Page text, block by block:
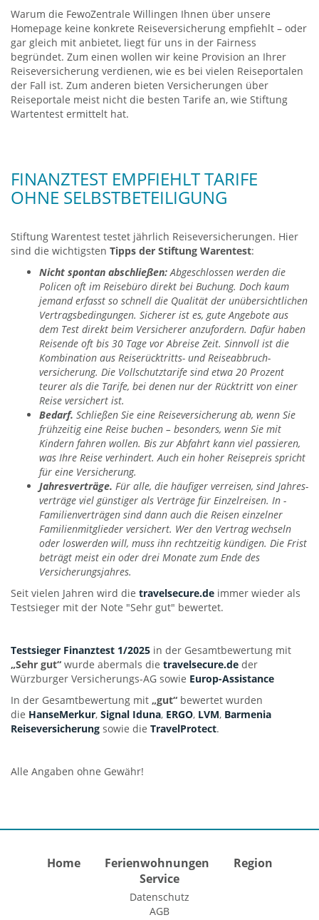
Warum die FewoZentrale Willingen Ihnen über unsere
Homepage keine konkrete Reiseversicherung empfiehlt – oder
gar gleich mit anbietet, liegt für uns in der Fairness
begründet. Zum einen wollen wir keine Provision an Ihrer
Reiseversicherung verdienen, wie es bei vielen Reiseportalen
der Fall ist. Zum anderen bieten Versicherungen über
Reiseportale meist nicht die besten Tarife an, wie Stiftung
Wartentest ermittelt hat.
FINANZTEST EMPFIEHLT TARIFE
OHNE SELBST­BETEILIGUNG
Stiftung Warentest testet jährlich Reiseversicherungen. Hier
sind die wichtigsten Tipps der Stiftung Warentest:
Nicht spontan abschließen:Abge­schlossen werden die
Policen oft im Reisebüro direkt bei Buchung. Doch kaum
jemand erfasst so schnell die Quali­tät der un­über­sichtli­chen
Vertrags­bedingungen. Sicherer ist es, gute Angebote aus
dem Test direkt beim Versicherer anzu­fordern. Dafür haben
Reisende oft bis 30 Tage vor Abreise Zeit. Sinn­voll ist die
Kombination aus Reiser­ücktritts- und Reise­abbruch­
versicherung. Die Voll­schutz­tarife sind etwa 20 Prozent
teurer als die Tarife, bei denen nur der Rück­tritt von einer
Reise versichert ist.
Bedarf. Schließen Sie eine Reisever­sicherung ab, wenn Sie
früh­zeitig eine Reise buchen – besonders, wenn Sie mit
Kindern fahren wollen. Bis zur Abfahrt kann viel passieren,
was Ihre Reise verhindert. Auch ein hoher Reise­preis spricht
für eine Versicherung.
Jahres­verträge. Für alle, die häufiger verreisen, sind Jahres­
verträge viel güns­tiger als Verträge für Einzel­reisen. In ­
Familien­verträgen sind dann auch die Reisen einzelner
Familien­mitglieder versichert. Wer den Vertrag wechseln
oder loswerden will, muss ihn recht­zeitig kündigen. Die Frist
beträgt meist ein oder drei Monate zum Ende des
Versicherungs­jahres.
Seit vielen Jahren wird die travelsecure.de immer wieder als
Testsieger mit der Note "Sehr gut" bewertet.
Testsieger Finanztest 1/2025 in der Gesamtbewertung mit
„Sehr gut“ wurde abermals die travelsecure.de der
Würzburger Versicherungs-AG sowie Europ-Assistance
In der Gesamtbewertung mit „gut“ bewertet wurden
die HanseMerkur, Signal Iduna, ERGO, LVM, Barmenia
Reiseversicherung sowie die TravelProtect.
Alle Angaben ohne Gewähr!
Home Ferienwohnungen
Region
Service
Datenschutz
AGB